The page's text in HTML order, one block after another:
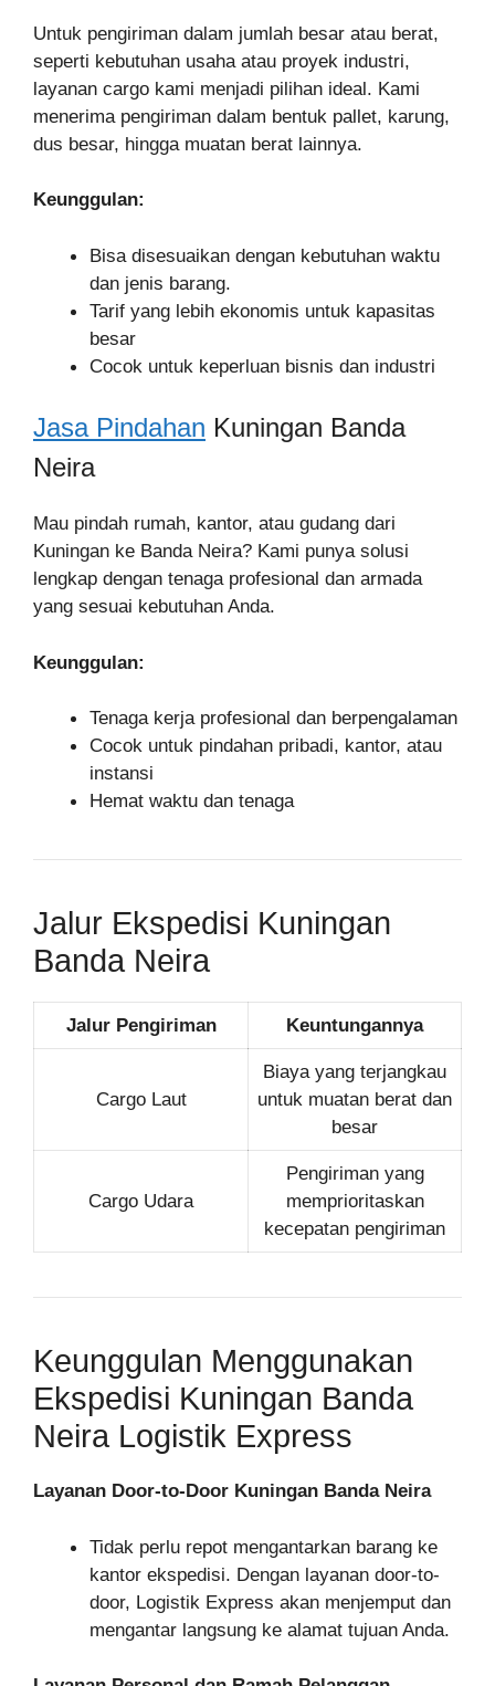
Untuk pengiriman dalam jumlah besar atau berat,
seperti kebutuhan usaha atau proyek industri,
layanan cargo kami menjadi pilihan ideal. Kami
menerima pengiriman dalam bentuk pallet, karung,
dus besar, hingga muatan berat lainnya.
Keunggulan:
Bisa disesuaikan dengan kebutuhan waktu
dan jenis barang.
Tarif yang lebih ekonomis untuk kapasitas
besar
Cocok untuk keperluan bisnis dan industri
Jasa Pindahan Kuningan Banda
Neira
Mau pindah rumah, kantor, atau gudang dari
Kuningan ke Banda Neira? Kami punya solusi
lengkap dengan tenaga profesional dan armada
yang sesuai kebutuhan Anda.
Keunggulan:
Tenaga kerja profesional dan berpengalaman
Cocok untuk pindahan pribadi, kantor, atau
instansi
Hemat waktu dan tenaga
Jalur Ekspedisi Kuningan
Banda Neira
Jalur Pengiriman Keuntungannya
Cargo Laut
Biaya yang terjangkau
untuk muatan berat dan
besar
Cargo Udara
Pengiriman yang
memprioritaskan
kecepatan pengiriman
Keunggulan Menggunakan
Ekspedisi Kuningan Banda
Neira Logistik Express
Layanan Door-to-Door Kuningan Banda Neira
Tidak perlu repot mengantarkan barang ke
kantor ekspedisi. Dengan layanan door-to-
door, Logistik Express akan menjemput dan
mengantar langsung ke alamat tujuan Anda.